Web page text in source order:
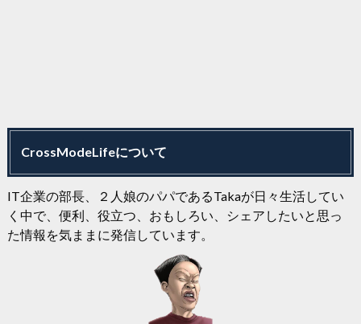
CrossModeLifeについて
IT企業の部長、２人娘のパパであるTakaが日々生活してい
く中で、便利、役立つ、おもしろい、シェアしたいと思っ
た情報を気ままに発信しています。